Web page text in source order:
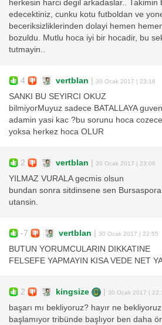
herkesin harci degil arkadaslar.. Takimin
edecektiniz, cunku kotu futboldan ve
beceriksizliklerinden dolayi hemen
bozuldu. Mutlu hoca iyi bir hocadir, bu
tutmayin..
4 vertblan 30 Ocak 2017 | 23:18
SANKI BU SEYIRCI OKUZ
bilmiyorMuyuz sadece BATALLAYA
adamin yasi kac ?bu sorunu hoca
yoksa herkez hoca OLUR
2 vertblan 30 Ocak 2017 | 23:06
YILMAZ VURALA gecmis olsun
bundan sonra sitdinsene sen
utansin.
-7 vertblan 30 Ocak 2017 | 22:55
BUTUN YORUMCULARIN DIKKATINE
FELSEFE YAPMAYIN KISA VEDE NET
2 kingsize 30 Ocak 2017 |
başarı mı bekliyoruz? hayır ne
başlamıyor tribünde başlıyor ben daha